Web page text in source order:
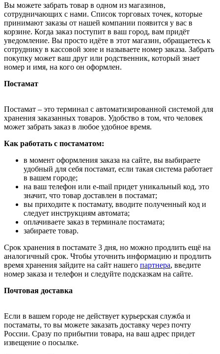
Вы можете забрать товар в одном из магазинов,
сотрудничающих с нами. Список торговых точек, которые
принимают заказы от нашей компании появится у вас в
корзине. Когда заказ поступит в ваш город, вам придёт
уведомление. Вы просто идёте в этот магазин, обращаетесь к
сотруднику в кассовой зоне и называете номер заказа. Забрать
покупку может ваш друг или родственник, который знает
номер и имя, на кого он оформлен.
Постамат
Постамат – это терминал с автоматизированной системой для
хранения заказанных товаров. Удобство в том, что человек
может забрать заказ в любое удобное время.
Как работать с постаматом:
в момент оформления заказа на сайте, вы выбираете
удобный для себя постамат, если такая система работает
в вашем городе;
на ваш телефон или e-mail придет уникальный код, это
значит, что товар доставлен в постамат;
вы приходите к постамату, вводите полученный код и
следует инструкциям автомата;
оплачиваете заказ в терминале постамата;
забираете товар.
Срок хранения в постамате 3 дня, но можно продлить ещё на
аналогичный срок. Чтобы уточнить информацию и продлить
время хранения зайдите на сайт нашего партнера, введите
номер заказа и телефон и следуйте подсказкам на сайте.
Почтовая доставка
Если в вашем городе не действует курьерская служба и
постаматы, то вы можете заказать доставку через почту
России. Сразу по прибытии товара, на ваш адрес придет
извещение о посылке.